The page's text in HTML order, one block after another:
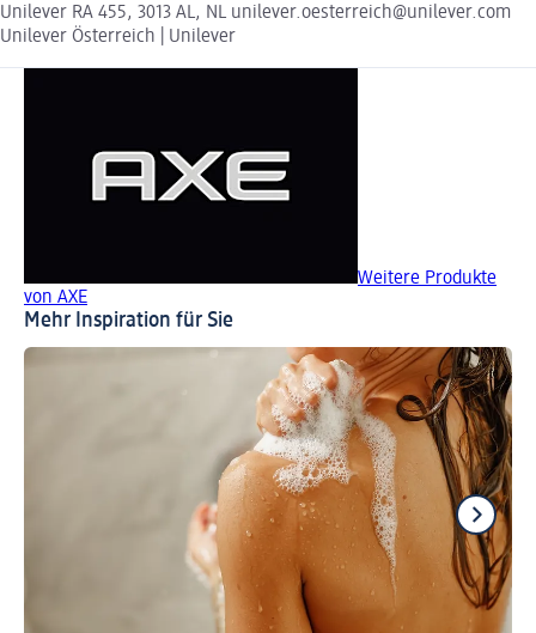
Unilever RA 455, 3013 AL, NL unilever.oesterreich@unilever.com
Unilever Österreich | Unilever
Weitere Produkte
von AXE
Mehr Inspiration für Sie